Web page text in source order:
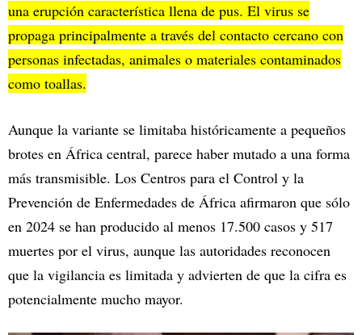
una erupción característica llena de pus. El virus se
propaga principalmente a través del contacto cercano con
personas infectadas, animales o materiales contaminados
como toallas.
Aunque la variante se limitaba históricamente a pequeños
brotes en África central, parece haber mutado a una forma
más transmisible. Los Centros para el Control y la
Prevención de Enfermedades de África afirmaron que sólo
en 2024 se han producido al menos 17.500 casos y 517
muertes por el virus, aunque las autoridades reconocen
que la vigilancia es limitada y advierten de que la cifra es
potencialmente mucho mayor.